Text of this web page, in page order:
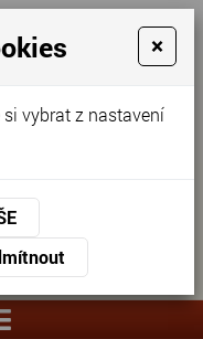
NÁS
551
lysa.cz
×
vybrat z nastavení